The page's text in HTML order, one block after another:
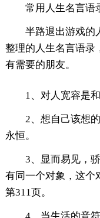
常用人生名言语
半路退出游戏的
整理的人生名言语录
有需要的朋友。
1、对人宽容是
2、想自己该想
永恒。
3、显而易见，
有同一个对象，这个
第311页。